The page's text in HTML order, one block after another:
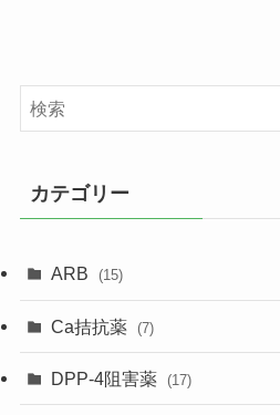
カテゴリー
ARB (15)
Ca拮抗薬 (7)
DPP-4阻害薬 (17)